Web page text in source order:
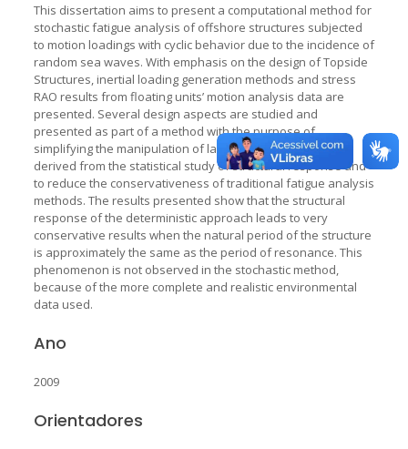
This dissertation aims to present a computational method for
stochastic fatigue analysis of offshore structures subjected
to motion loadings with cyclic behavior due to the incidence of
random sea waves. With emphasis on the design of Topside
Structures, inertial loading generation methods and stress
RAO results from floating units’ motion analysis data are
presented. Several design aspects are studied and
presented as part of a method with the purpose of
simplifying the manipulation of large amounts of data
derived from the statistical study of structural response and
to reduce the conservativeness of traditional fatigue analysis
methods. The results presented show that the structural
response of the deterministic approach leads to very
conservative results when the natural period of the structure
is approximately the same as the period of resonance. This
phenomenon is not observed in the stochastic method,
because of the more complete and realistic environmental
data used.
Ano
2009
Orientadores